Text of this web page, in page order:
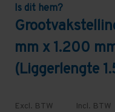
Is dit hem?
mm x 1.200
(Liggerlengte
Excl. BTW Incl. BTW